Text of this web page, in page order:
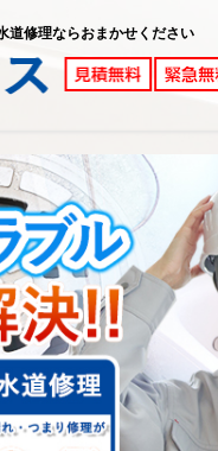
道修理ならおまかせください